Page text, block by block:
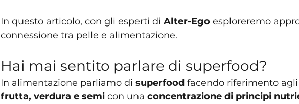
In questo articolo, con gli esperti di Alter-Ego esploreremo
connessione tra pelle e alimentazione.
Hai mai sentito parlare di superfood?
In alimentazione parliamo di superfood facendo riferimento agli
frutta, verdura e semi con una concentrazione di principi